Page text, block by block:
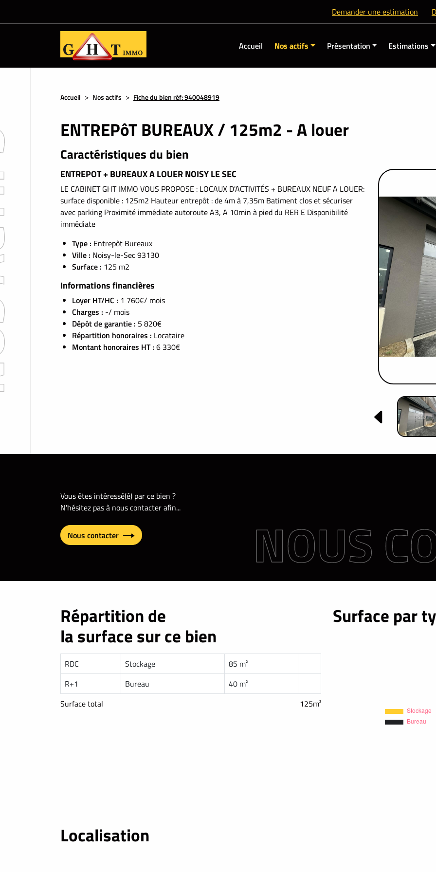
Demander une estimation
Accueil Nos actifs Présentation Estimations
Accueil Nos actifs Fiche du bien réf: 940048919
ENTREPôT BUREAUX / 125m2 - A louer
Caractéristiques du bien
ENTREPOT + BUREAUX A LOUER NOISY LE SEC
LE CABINET GHT IMMO VOUS PROPOSE : LOCAUX D'ACTIVITÉS + BUREAUX NEUF A LOUER:
surface disponible : 125m2 Hauteur entrepôt : de 4m à 7,35m Batiment clos et sécuriser
avec parking Proximité immédiate autoroute A3, A 10min à pied du RER E Disponibilité
immédiate
Type : Entrepôt Bureaux
Ville : Noisy-le-Sec 93130
Surface : 125 m2
Informations financières
Loyer HT/HC : 1 760€/ mois
Charges : -/ mois
Dépôt de garantie : 5 820€
Répartition honoraires : Locataire
Montant honoraires HT : 6 330€
Vous êtes intéressé(é) par ce bien ?
N'hésitez pas à nous contacter afin...
Nous contacter
Répartition de
la surface sur ce bien
RDC Stockage
85 m²
R+1
Bureau
40 m²
Surface total
125m²
Surface par
Localisation